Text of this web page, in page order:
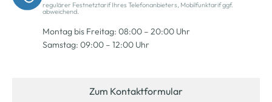
regulärer Festnetztarif Ihres Telefonanbieters, Mobilfunktarif ggf.
abweichend.
Montag bis Freitag: 08:00 – 20:00 Uhr
Samstag: 09:00 – 12:00 Uhr
Zum Kontaktformular